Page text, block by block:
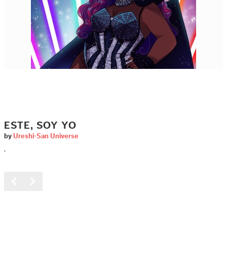
ESTE, SOY YO
by Ureshi-San Universe
.